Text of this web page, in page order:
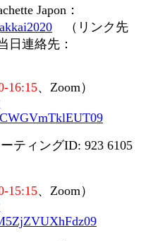
Japon ：
（リンク先
連絡先：
16:15、 Zoom）
ーティングID: 923 6105
15:15、 Zoom）